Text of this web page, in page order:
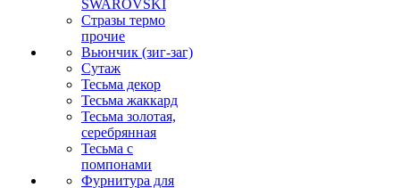
SWAROVSKI
Стразы термо
прочие
Вьюнчик (зиг-заг)
Сутаж
Тесьма декор
Тесьма жаккард
Тесьма золотая,
серебрянная
Тесьма с
помпонами
Фурнитура для